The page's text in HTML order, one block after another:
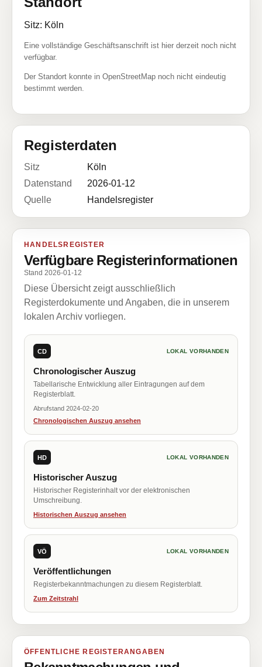
Sitz: Köln
Eine vollständige Geschäftsanschrift ist hier derzeit noch nicht
verfügbar.
Der Standort konnte in OpenStreetMap noch nicht eindeutig
bestimmt werden.
Registerdaten
Sitz
Köln
Datenstand
2026-01-12
Quelle
Handelsregister
HANDELSREGISTER
Verfügbare Registerinformationen
Stand 2026-01-12
Diese Übersicht zeigt ausschließlich
Registerdokumente und Angaben, die in unserem
lokalen Archiv vorliegen.
CD LOKAL VORHANDEN
Chronologischer Auszug
Tabellarische Entwicklung aller Eintragungen auf dem
Registerblatt.
Abrufstand 2024-02-20
Chronologischen Auszug ansehen
HD LOKAL VORHANDEN
Historischer Auszug
Historischer Registerinhalt vor der elektronischen
Umschreibung.
Historischen Auszug ansehen
VÖ LOKAL VORHANDEN
Veröffentlichungen
Registerbekanntmachungen zu diesem Registerblatt.
Zum Zeitstrahl
ÖFFENTLICHE REGISTERANGABEN